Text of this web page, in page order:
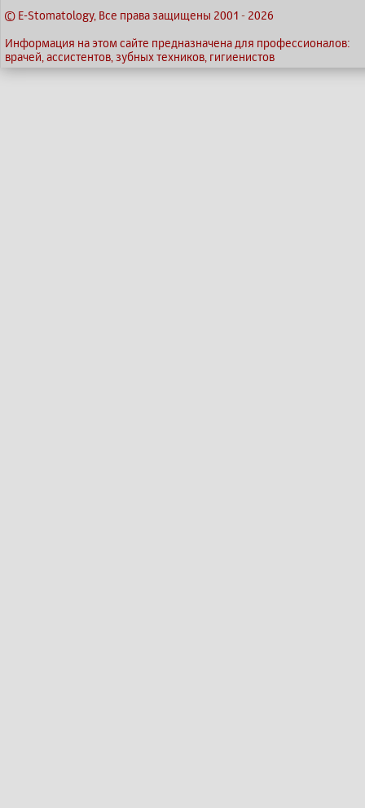
© E-Stomatology, Все права защищены 2001 - 2026
Информация на этом сайте предназначена для профессионалов:
врачей, ассистентов, зубных техников, гигиенистов